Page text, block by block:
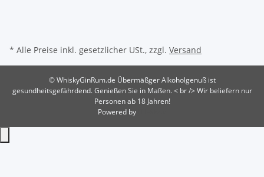
* Alle Preise inkl. gesetzlicher USt., zzgl. Versand
© WhiskyGinRum.de Übermäßger Alkoholgenuß ist
gesundheitsgefährdend. Genießen Sie in Maßen. < br /> Wir beliefern nur
Personen ab 18 Jahren!
Powered by